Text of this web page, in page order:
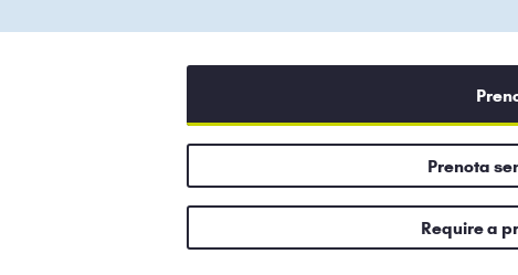
Prenota
Require a